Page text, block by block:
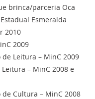
brinca/parceria Oca
Esmeralda
2010
2009
Leitura – MinC 2009
– MinC 2008 e
Cultura – MinC 2008